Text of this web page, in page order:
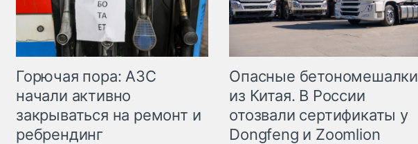
Горючая пора: АЗС
начали активно
закрываться на ремонт и
ребрендинг
Опасные бетономешалки
из Китая. В России
отозвали сертификаты у
Dongfeng и Zoomlion